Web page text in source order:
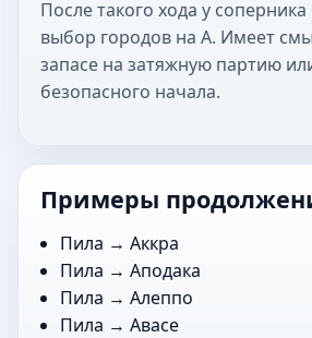
После такого хода у
выбор городов на А. Имеет
запасе на затяжную партию
безопасного начала.
Примеры
Пила →Аккра
Пила →Аподака
Пила →Алеппо
Пила →Авасе